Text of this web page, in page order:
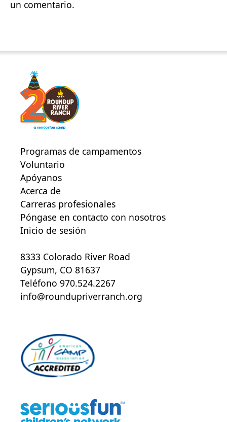
un comentario.
Programas de campamentos
Voluntario
Apóyanos
Acerca de
Carreras profesionales
Póngase en contacto con nosotros
Inicio de sesión
8333 Colorado River Road
Gypsum, CO 81637
Teléfono 970.524.2267
info@roundupriverranch.org